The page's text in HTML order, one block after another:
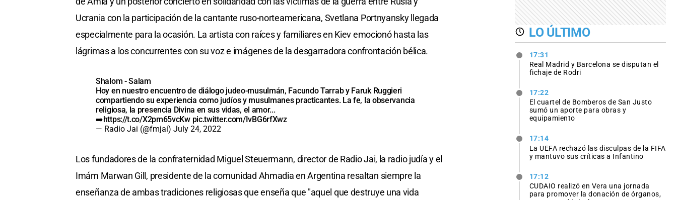
Ucrania con la participación de la cantante ruso-norteamericana, Svetlana Portnyansky llegada
especialmente para la ocasión. La artista con raíces y familiares en Kiev emocionó hasta las
lágrimas a los concurrentes con su voz e imágenes de la desgarradora confrontación bélica.
Shalom - Salam
Hoy en nuestro encuentro de diálogo judeo-musulmán, Facundo Tarrab y Faruk Ruggieri
compartiendo su experiencia como judíos y musulmanes practicantes. La fe, la observancia
religiosa, la presencia Divina en sus vidas, el amor...
➡️https://t.co/X2pm65vcKw pic.twitter.com/IvBG6rfXwz
— Radio Jai (@fmjai) July 24, 2022
Los fundadores de la confraternidad Miguel Steuermann, director de Radio Jai, la radio judía y el
Imám Marwan Gill, presidente de la comunidad Ahmadia en Argentina resaltan siempre la
enseñanza de ambas tradiciones religiosas que enseña que "aquel que destruye una vida
LO ÚLTIMO
17:31
Real Madrid y Barcelona se disputan el
fichaje de Rodri
17:22
El cuartel de Bomberos de San Justo
sumó un aporte para obras y
equipamiento
17:14
La UEFA rechazó las disculpas de la FIFA
y mantuvo sus críticas a Infantino
17:12
CUDAIO realizó en Vera una jornada
para promover la donación de órganos,